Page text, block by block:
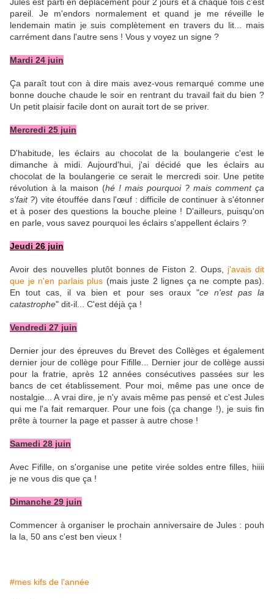
pareil. Je m'endors normalement et quand je me réveille le
lendemain matin je suis complètement en travers du lit... mais
carrément dans l'autre sens ! Vous y voyez un signe ?
Mardi 24 juin
Ça paraît tout con à dire mais avez-vous remarqué comme une
bonne douche chaude le soir en rentrant du travail fait du bien ?
Un petit plaisir facile dont on aurait tort de se priver.
Mercredi 25 juin
D'habitude, les éclairs au chocolat de la boulangerie c'est le
dimanche à midi. Aujourd'hui, j'ai décidé que les éclairs au
chocolat de la boulangerie ce serait le mercredi soir. Une petite
révolution à la maison (hé ! mais pourquoi ? mais comment ça
s'fait ?) vite étouffée dans l'œuf : difficile de continuer à s'étonner
et à poser des questions la bouche pleine ! D'ailleurs, puisqu'on
en parle, vous savez pourquoi les éclairs s'appellent éclairs ?
Jeudi 26 juin
Avoir des nouvelles plutôt bonnes de Fiston 2. Oups, j'avais dit
que je n'en parlais plus (mais juste 2 lignes ça ne compte pas).
En tout cas, il va bien et pour ses oraux "ce n'est pas la
catastrophe" dit-il... C'est déjà ça !
Vendredi 27 juin
Dernier jour des épreuves du Brevet des Collèges et également
dernier jour de collège pour Fifille... Dernier jour de collège aussi
pour la fratrie, après 12 années consécutives passées sur les
bancs de cet établissement. Pour moi, même pas une once de
nostalgie... A vrai dire, je n'y avais même pas pensé et c'est Jules
qui me l'a fait remarquer. Pour une fois (ça change !), je suis fin
prête à tourner la page et passer à autre chose !
Samedi 28 juin
Avec Fifille, on s'organise une petite virée soldes entre filles, hiiii
je ne vous dis que ça !
Dimanche 29 juin
Commencer à organiser le prochain anniversaire de Jules : pouh
la la, 50 ans c'est ben vieux !
#mes kifs de l'année